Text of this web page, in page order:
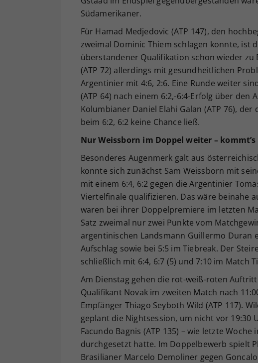
Südamerikaner.
Für Hamad Medjedovic (ATP 147), den
zweimal Dominic Thiem schlagen konnte, ist
überstandener Qualifikation schon wieder zu
(ATP 72) allerdings mit gesundheitlichen
Argentinier mit 4:6, 2:6. Eine Runde weiter
(ATP 64) nach einem 6:2,-6:4-Erfolg über den
Kolumbianer Daniel Elahi Galan (ATP 76),
beim 6:2, 6:2 keine Chance ließ.
Nur Weissborn im Doppel weiter – kommt’s
Besonderes Augenmerk galt aus
konnte sich zunächst Sam Weissborn mit
mit einem 6:4, 6:2 gegen die Argentinier
Viertelfinale qualifizieren. Das wäre beinahe
waren bei ihrer Doppelpremiere im letzten
Satz zweimal nur zwei Punkte vom
argentinischen Landsmann Guillermo Duran
Aufschlag sowie bei 5:5 im Tiebreak. Der
schließlich mit 6:4, 6:7 (5) und 7:10 im Match
Am Dienstag gehen die rot-weiß-roten
Qualifikant Novak im zweiten Match nach
Empfänger Thiago Seyboth Wild (ATP 117).
geplant die Nightsession, um nicht vor
Facundo Bagnis (ATP 135) – wie letzte
durchgesetzt hatte. Im Doppelbewerb spielt
Brasilianer Marcelo Demoliner gegen